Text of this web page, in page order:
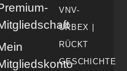
VNV-
URBEX |
RÜCKT
GESCHICHTE